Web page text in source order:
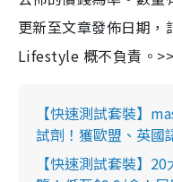
更新至文章發佈日期，
Lifestyle 概不負責。>>
【快速測試套裝】
試劑！獲歐盟、英國
【快速測試套裝】